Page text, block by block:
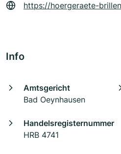
https://hoergeraete-
Info
Amtsgericht
Bad Oeynhausen
Handelsregisternummer
HRB 4741